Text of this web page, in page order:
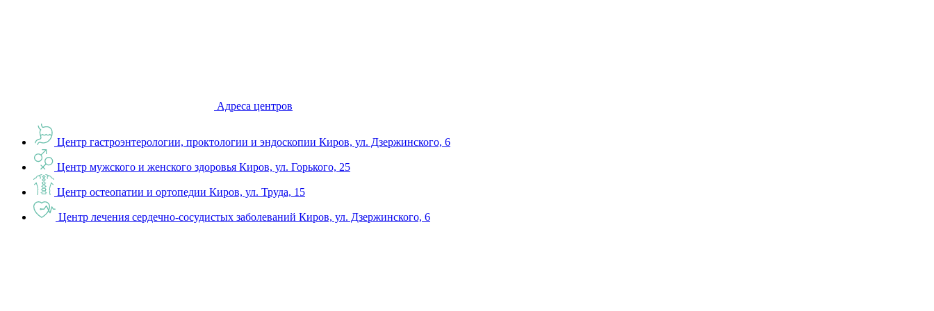
Адреса центров
Центр гастроэнтерологии, проктологии и эндоскопии Киров, ул. Дзержинского, 6
Центр мужского и женского здоровья Киров, ул. Горького, 25
Центр остеопатии и ортопедии Киров, ул. Труда, 15
Центр лечения сердечно-сосудистых заболеваний Киров, ул. Дзержинского, 6